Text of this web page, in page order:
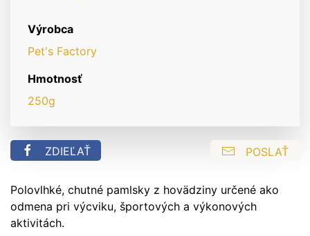
Výrobca
Pet's Factory
Hmotnosť
250g
ZDIEĽAŤ POSLAŤ
Polovlhké, chutné pamlsky z hovädziny určené ako
odmena pri výcviku, športových a výkonových
aktivitách.